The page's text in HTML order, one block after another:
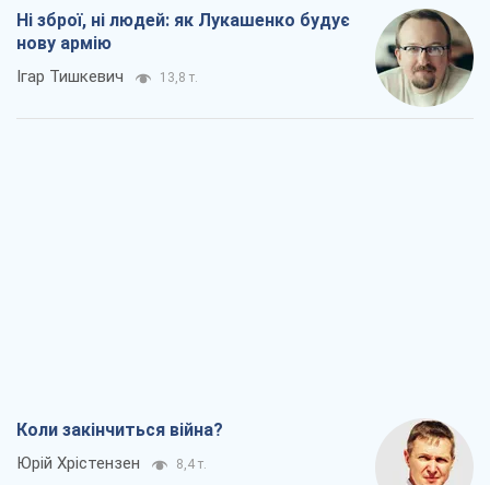
Ні зброї, ні людей: як Лукашенко будує
нову армію
Ігар Тишкевич 13,8 т.
Коли закінчиться війна?
Юрій Хрістензен 8,4 т.